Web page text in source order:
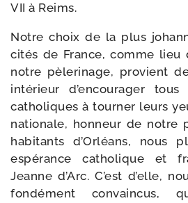
VII à Reims.
Notre choix de la plus
cités de France, comme lieu
notre pèle­ri­nage, pro­vient
inté­rieur d’encourager
catho­liques à tour­ner leurs
natio­nale, hon­neur de notre
habi­tants d’Orléans, nous
espé­rance catho­lique et
Jeanne d’Arc. C’est d’elle,
fon­dé­ment convain­cus,